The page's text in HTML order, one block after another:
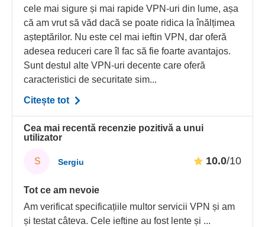
cele mai sigure și mai rapide VPN-uri din lume, așa
că am vrut să văd dacă se poate ridica la înălțimea
așteptărilor. Nu este cel mai ieftin VPN, dar oferă
adesea reduceri care îl fac să fie foarte avantajos.
Sunt destul alte VPN-uri decente care oferă
caracteristici de securitate sim...
Citește tot
Cea mai recentă recenzie pozitivă a unui
utilizator
S Sergiu 10.0/10
Tot ce am nevoie
Am verificat specificațiile multor servicii VPN și am
și testat câteva. Cele ieftine au fost lente și ...